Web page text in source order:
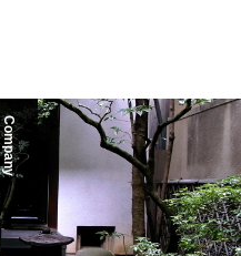
Company